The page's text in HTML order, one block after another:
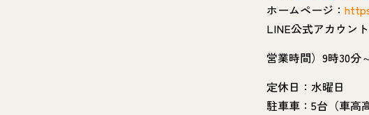
ホームページ：
LINE公式アカウント
営業時間）9時30分
定休日：水曜日
駐車車：5台（車高